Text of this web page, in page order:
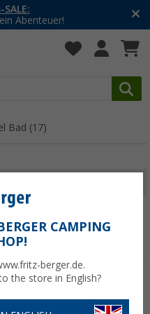
Abenteuer!
Bad (17)
CAMPING
berger.de.
the store in English?